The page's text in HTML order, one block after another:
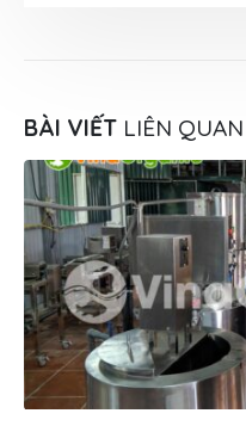
BÀI VIẾT LIÊN QUAN